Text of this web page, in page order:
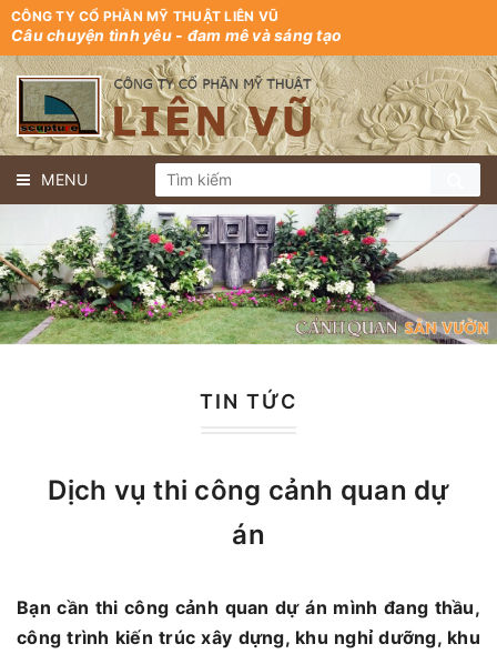
CÔNG TY CỔ PHẦN MỸ THUẬT LIÊN VŨ
Câu chuyện tình yêu - đam mê và sáng tạo
MENU
TIN TỨC
Dịch vụ thi công cảnh quan dự
án
Bạn cần thi công cảnh quan dự án mình đang thầu,
công trình kiến trúc xây dựng, khu nghỉ dưỡng, khu